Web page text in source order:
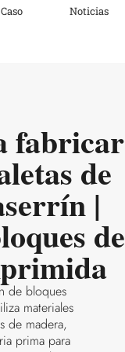
Caso Noticias
fabricar
de
|
de
de bloques
materiales
de madera,
prima para